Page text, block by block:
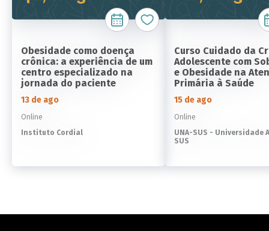
Obesidade como doença
crônica: a experiência de um
centro especializado na
jornada do paciente
13 de ago
Online
Instituto Cordial
Curso Cuidado da
Adolescente com
e Obesidade na
Primária à Saúde
15 de ago
Online
UNA-SUS - Universidade
SUS